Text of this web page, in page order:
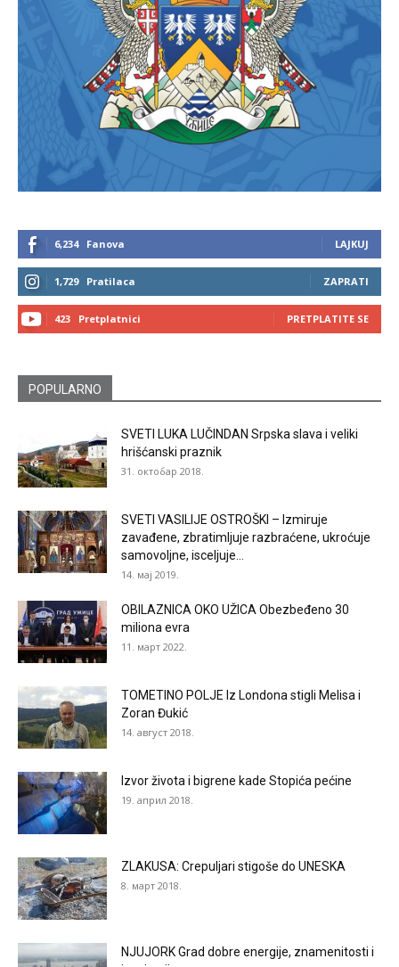
6,234 Fanova LAJKUJ
1,729 Pratilaca ZAPRATI
423 Pretplatnici PRETPLATITE SE
POPULARNO
SVETI LUKA LUČINDAN Srpska slava i veliki
hrišćanski praznik
31. октобар 2018.
SVETI VASILIJE OSTROŠKI – Izmiruje
zavađene, zbratimljuje razbraćene, ukroćuje
samovoljne, isceljuje...
14. мај 2019.
OBILAZNICA OKO UŽICA Obezbeđeno 30
miliona evra
11. март 2022.
TOMETINO POLJE Iz Londona stigli Melisa i
Zoran Đukić
14. август 2018.
Izvor života i bigrene kade Stopića pećine
19. април 2018.
ZLAKUSA: Crepuljari stigoše do UNESKA
8. март 2018.
NJUJORK Grad dobre energije, znamenitosti i